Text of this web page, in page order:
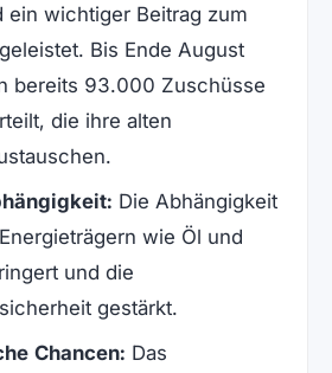
ein wichtiger Beitrag zum
Bis Ende August
bereits 93.000 Zuschüsse
die ihre alten
Die Abhängigkeit
wie Öl und
und die
gestärkt.
Chancen: Das